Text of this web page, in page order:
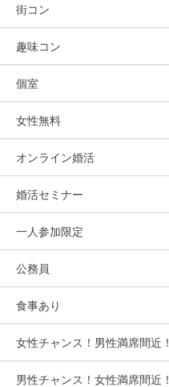
街コン
趣味コン
個室
女性無料
オンライン婚活
婚活セミナー
一人参加限定
公務員
食事あり
女性チャンス！男性満席間近！
男性チャンス！女性満席間近！